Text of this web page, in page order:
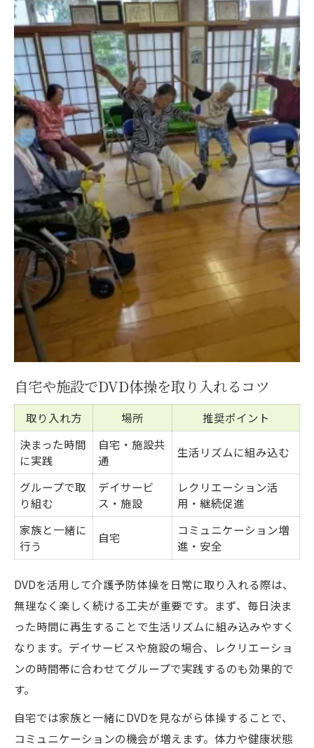
自宅や施設でDVD体操を取り入れるコツ
取り入れ方 場所
推奨ポイント
決まった時間
に実践
自宅・施設共
通
生活リズムに組み込む
グループで取
り組む
デイサービ
ス・施設
レクリエーション活
用・継続促進
家族と一緒に
行う
自宅
コミュニケーション増
進・安全
DVDを活用して介護予防体操を日常に取り入れる際は、
無理なく楽しく続ける工夫が重要です。まず、毎日決ま
った時間に再生することで生活リズムに組み込みやすく
なります。デイサービスや施設の場合、レクリエーショ
ンの時間帯に合わせてグループで実践するのも効果的で
す。
自宅では家族と一緒にDVDを見ながら体操することで、
コミュニケーションの機会が増えます。体力や健康状態